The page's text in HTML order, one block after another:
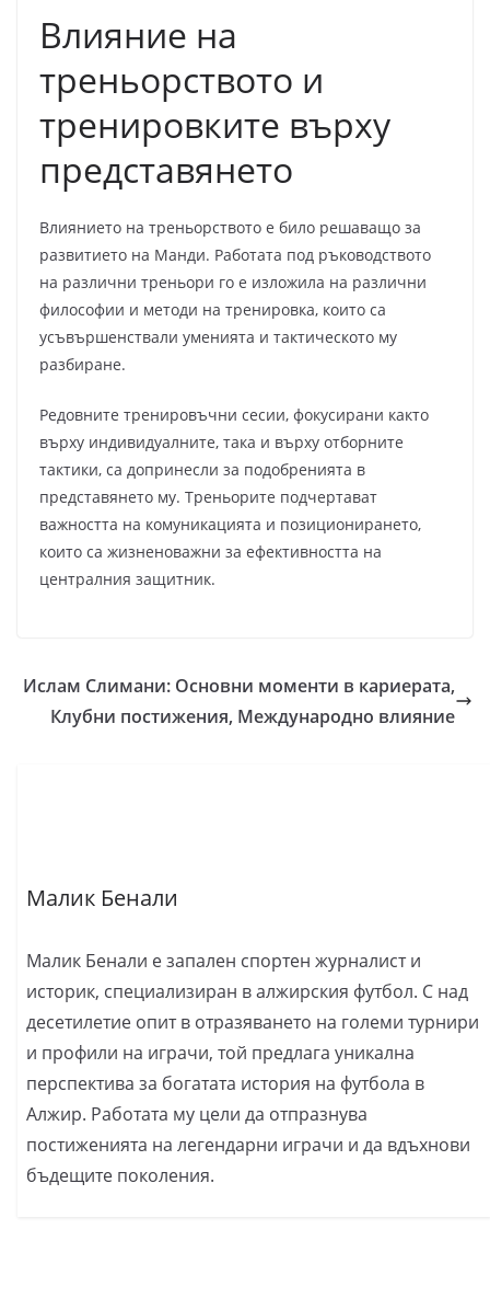
Влияние на
треньорството и
тренировките върху
представянето
Влиянието на треньорството е било решаващо за
развитието на Манди. Работата под ръководството
на различни треньори го е изложила на различни
философии и методи на тренировка, които са
усъвършенствали уменията и тактическото му
разбиране.
Редовните тренировъчни сесии, фокусирани както
върху индивидуалните, така и върху отборните
тактики, са допринесли за подобренията в
представянето му. Треньорите подчертават
важността на комуникацията и позиционирането,
които са жизненоважни за ефективността на
централния защитник.
Ислам Слимани: Основни моменти в кариерата,
Клубни постижения, Международно влияние
Малик Бенали
Малик Бенали е запален спортен журналист и
историк, специализиран в алжирския футбол. С над
десетилетие опит в отразяването на големи турнири
и профили на играчи, той предлага уникална
перспектива за богатата история на футбола в
Алжир. Работата му цели да отпразнува
постиженията на легендарни играчи и да вдъхнови
бъдещите поколения.